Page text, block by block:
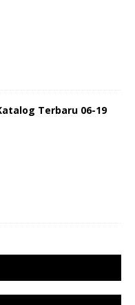
Terbaru 06-19